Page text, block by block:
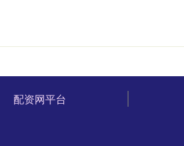
配资网平台